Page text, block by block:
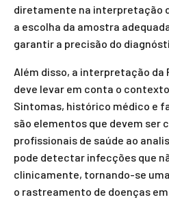
diretamente na interpretação
a escolha da amostra
garantir a precisão do
Além disso, a interpretação da
deve levar em conta o
Sintomas, histórico médico e
são elementos que devem ser
profissionais de saúde ao
pode detectar infecções que
clinicamente, tornando-se
o rastreamento de doenças